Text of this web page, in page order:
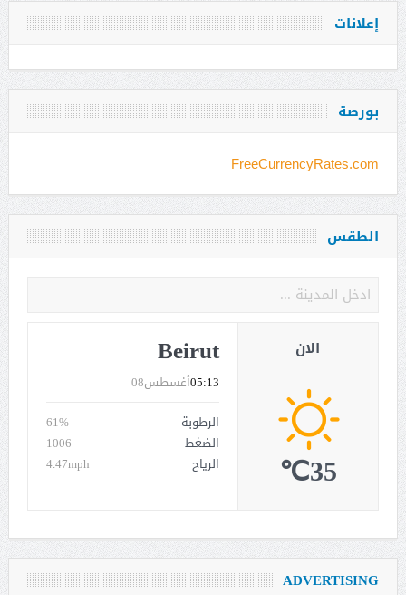
إعلانات
بورصة
FreeCurrencyRates.com
الطقس
Beirut
أغسطس0805:13
الرطوبة
61%
الضغط
1006
الرياح
4.47mph
الان
35℃
ADVERTISING